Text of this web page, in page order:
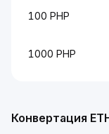
Конвертация
100 PHP
1000 PHP